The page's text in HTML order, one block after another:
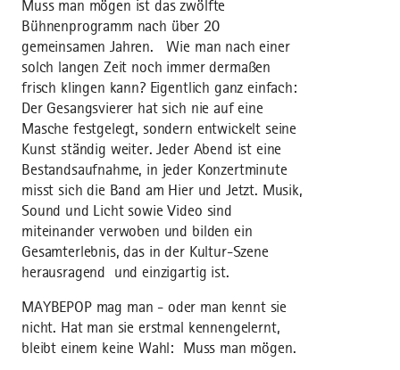
Muss man mögen ist das zwölfte
Bühnenprogramm nach über 20
gemeinsamen Jahren. Wie man nach einer
solch langen Zeit noch immer dermaßen
frisch klingen kann? Eigentlich ganz einfach:
Der Gesangsvierer hat sich nie auf eine
Masche festgelegt, sondern entwickelt seine
Kunst ständig weiter. Jeder Abend ist eine
Bestandsaufnahme, in jeder Konzertminute
misst sich die Band am Hier und Jetzt. Musik,
Sound und Licht sowie Video sind
miteinander verwoben und bilden ein
Gesamterlebnis, das in der Kultur-Szene
herausragend und einzigartig ist.
MAYBEPOP mag man - oder man kennt sie
nicht. Hat man sie erstmal kennengelernt,
bleibt einem keine Wahl: Muss man mögen.